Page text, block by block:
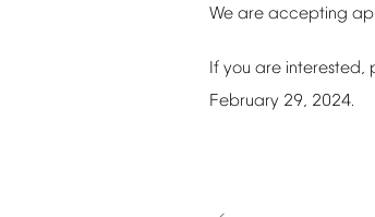
We are accepting
If you are interested,
February 29, 2024.